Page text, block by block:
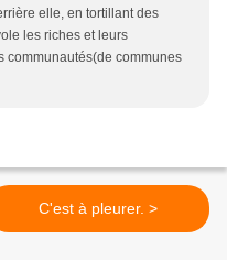
elle, en tortillant des
les riches et leurs
communautés(de communes
C'est à pleurer. >